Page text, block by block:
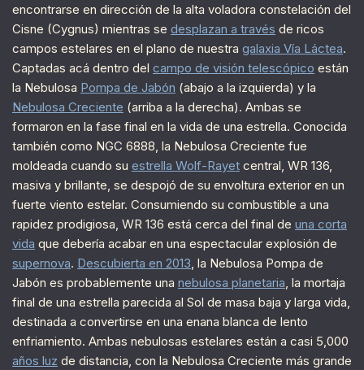
encontrarse en dirección de la alta voladora constelación del
Cisne (Cygnus) mientras se desplazan a través de ricos
campos estelares en el plano de nuestra galaxia Vía Láctea.
Captadas acá dentro del campo de visión telescópico están
la Nebulosa Pompa de Jabón (abajo a la izquierda) y la
Nebulosa Creciente (arriba a la derecha). Ambas se
formaron en la fase final en la vida de una estrella. Conocida
también como NGC 6888, la Nebulosa Creciente fue
moldeada cuando su estrella Wolf-Rayet central, WR 136,
masiva y brillante, se despojó de su envoltura exterior en un
fuerte viento estelar. Consumiendo su combustible a una
rapidez prodigiosa, WR 136 está cerca del final de una corta
vida que debería acabar en una espectacular explosión de
supernova. Descubierta en 2013, la Nebulosa Pompa de
Jabón es probablemente una nebulosa planetaria, la mortaja
final de una estrella parecida al Sol de masa baja y larga vida,
destinada a convertirse en una enana blanca de lento
enfriamiento. Ambas nebulosas estelares están a casi 5,000
años luz de distancia, con la Nebulosa Creciente más grande